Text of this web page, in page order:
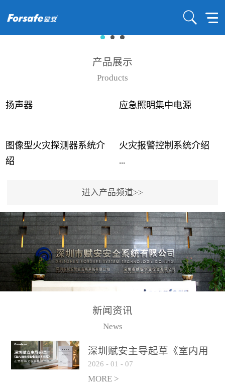
产品展示
Products
扬声器 应急照明集中电源
图像型火灾探测器系统介
绍
...
事故频发，传统的火灾探
测方法已无法满足要求。
尤其是目前众多的大型影
剧院、会议展览中心、体
育馆、大型仓库和隧道空
间等，其建筑结构特殊、
火灾隐患多。一旦发生火
传统的火灾关测器无法被
及时缺发，不能及早发现
和有效扑救火火，这不仅
火灾报警控制系统介绍
...
用了具有仲裁机制和冗余
校验的总线传输技术、线
路状态检测与保护技术、
后向光电感烟探测技术、
高可靠的系统抗干扰技术
等多项专利技术和专有技
警领域三十多年技术积累
和工程实践的结晶。
进入产品频道>>
新闻资讯
News
深圳赋安主导起草《室内用
光动能电池技术规程》 正式
布局光伏新能源产业
2026 - 01 - 07
MORE >